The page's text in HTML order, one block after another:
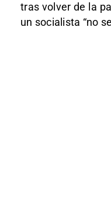
tras volver de la
un socialista “no